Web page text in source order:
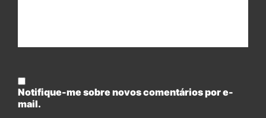
Notifique-me sobre novos comentários por e-
mail.